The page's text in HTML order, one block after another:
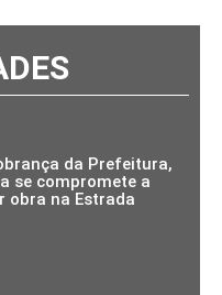
da Prefeitura,
se compromete a
obra na Estrada